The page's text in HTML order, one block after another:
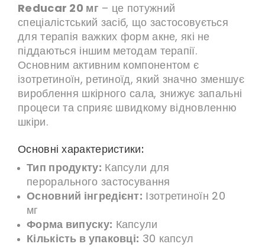
Reducar 20 мг – це потужний
спеціалістський засіб, що застосовується
для терапія важких форм акне, які не
піддаються іншим методам терапії.
Основним активним компонентом є
ізотретиноїн, ретиноїд, який значно зменшує
вироблення шкірного сала, знижує запальні
процеси та сприяє швидкому відновленню
шкіри.
Основні характеристики:
Тип продукту: Капсули для
перорального застосування
Основний інгредієнт: Ізотретиноїн 20
мг
Форма випуску: Капсули
Кількість в упаковці: 30 капсул